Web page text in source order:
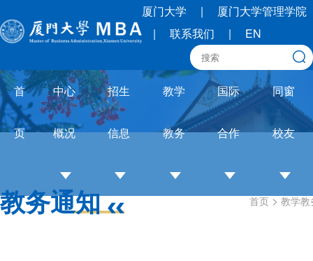
厦门大学 |
厦门大学管理学院
|
联系我们 | EN
首
页
中心
概况
中
招生
信息
招
教学
教务
国际
合作
OneMBA
同窗
校友
校
教务通知 首页 > 教学教